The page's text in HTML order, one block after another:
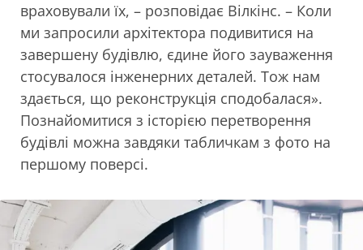
враховували їх, – розповідає Вілкінс. – Коли
ми запросили архітектора подивитися на
завершену будівлю, єдине його зауваження
стосувалося інженерних деталей. Тож нам
здається, що реконструкція сподобалася».
Познайомитися з історією перетворення
будівлі можна завдяки табличкам з фото на
першому поверсі.